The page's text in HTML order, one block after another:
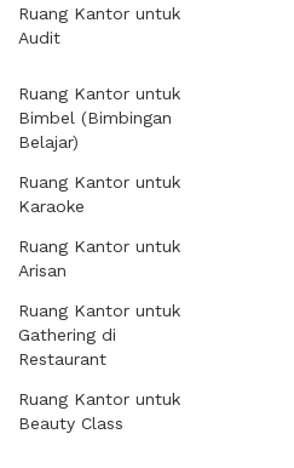
Ruang Kantor untuk
Audit
Ruang Kantor untuk
Bimbel (Bimbingan
Belajar)
Ruang Kantor untuk
Karaoke
Ruang Kantor untuk
Arisan
Ruang Kantor untuk
Gathering di
Restaurant
Ruang Kantor untuk
Beauty Class